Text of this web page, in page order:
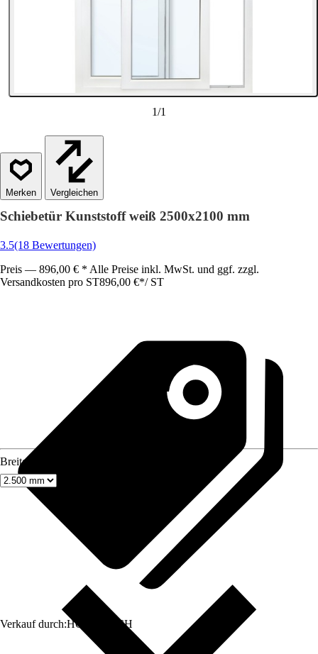
1/1
Vergleichen
Schiebetür Kunststoff weiß 2500x2100 mm
3.5(18 Bewertungen)
Preis — 896,00 € * Alle Preise inkl. MwSt. und ggf. zzgl.
Versandkosten pro ST896,00 €*/ ST
Verkauf durch:HORNBACH
Breite